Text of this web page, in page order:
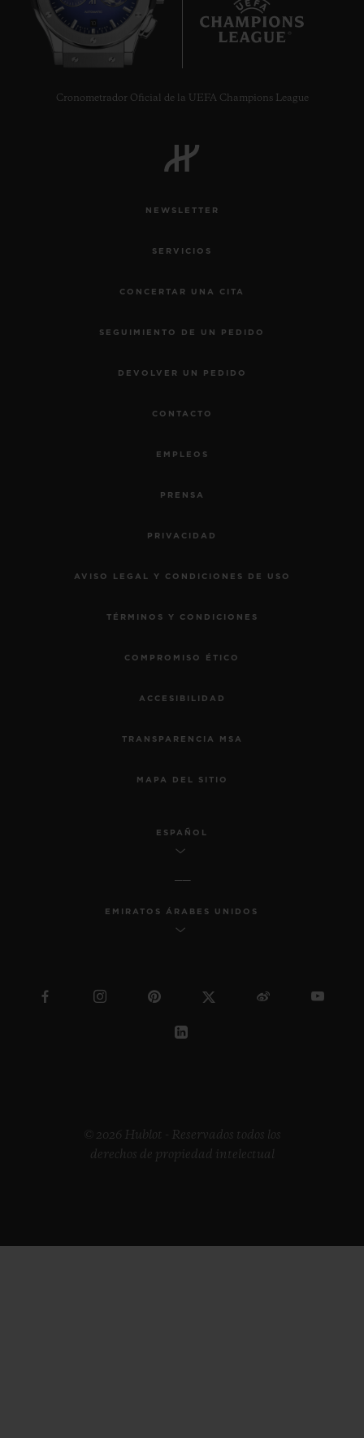
Cronometrador Oficial de la UEFA Champions League
NEWSLETTER
SERVICIOS
CONCERTAR UNA CITA
SEGUIMIENTO DE UN PEDIDO
DEVOLVER UN PEDIDO
CONTACTO
EMPLEOS
PRENSA
PRIVACIDAD
AVISO LEGAL Y CONDICIONES DE USO
TÉRMINOS Y CONDICIONES
COMPROMISO ÉTICO
ACCESIBILIDAD
TRANSPARENCIA MSA
MAPA DEL SITIO
ESPAÑOL
EMIRATOS ÁRABES UNIDOS
© 2026 Hublot - Reservados todos los
derechos de propiedad intelectual